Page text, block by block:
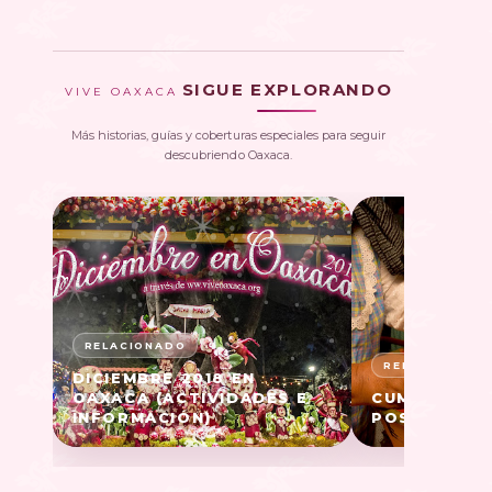
VIVE OAXACA SIGUE EXPLORANDO
Más historias, guías y coberturas especiales para seguir
descubriendo Oaxaca.
DICIEMBRE 2018 EN
OAXACA (ACTIVIDADES E
INFORMACIÓN)
CUMPLE
POSADA